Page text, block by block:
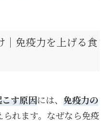
｜免疫力を上げる食
す原因には、 免疫力の
れます。なぜなら免疫